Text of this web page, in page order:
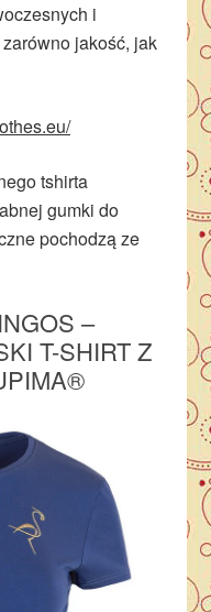
i
jakość, jak
tshirta
gumki do
pochodzą ze
–
T-SHIRT Z